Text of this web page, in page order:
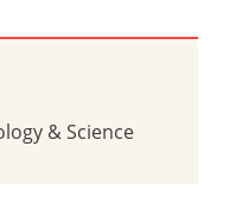
& Science